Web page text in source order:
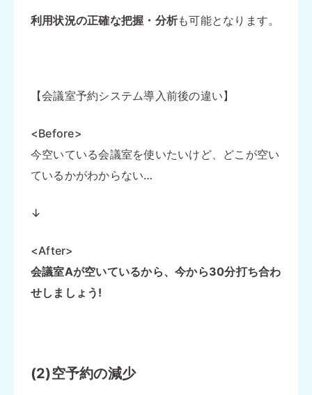
利用状況の正確な把握・分析も可能となります。
【会議室予約システム導入前後の違い】
<Before>
今空いている会議室を使いたいけど、どこが空い
ているかがわからない…
↓
<After>
会議室Aが空いているから、今から30分打ち合わ
せしましょう!
(2)空予約の減少